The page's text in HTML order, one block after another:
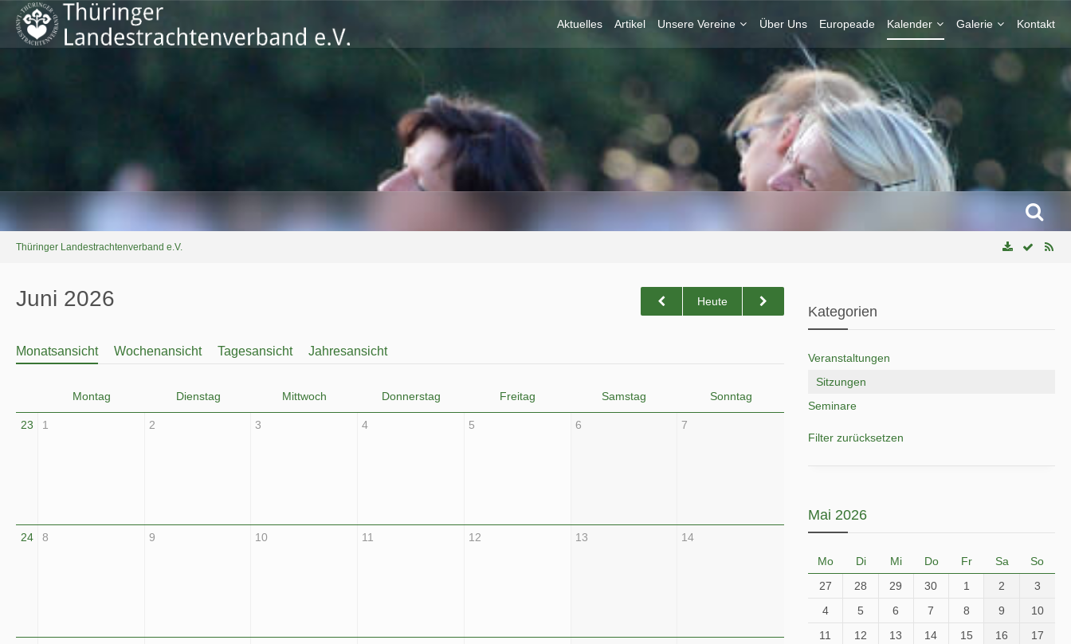
Aktuelles Artikel Unsere Vereine Über Uns Europeade Kalender Galerie Kontakt
Thüringer Landestrachtenverband e.V.
Juni 2026 Heute
Monatsansicht Wochenansicht Tagesansicht Jahresansicht
Montag Dienstag Mittwoch Donnerstag Freitag Samstag Sonntag
23 1 2 3 4 5 6 7
24 8 9 10 11 12 13 14
Kategorien
Veranstaltungen
Sitzungen
Seminare
Filter zurücksetzen
Mai 2026
Mo Di Mi Do Fr Sa
So
27
28 29 30 1 2
3
4
5 6 7 8 9
10
11
12 13 14 15 16
17